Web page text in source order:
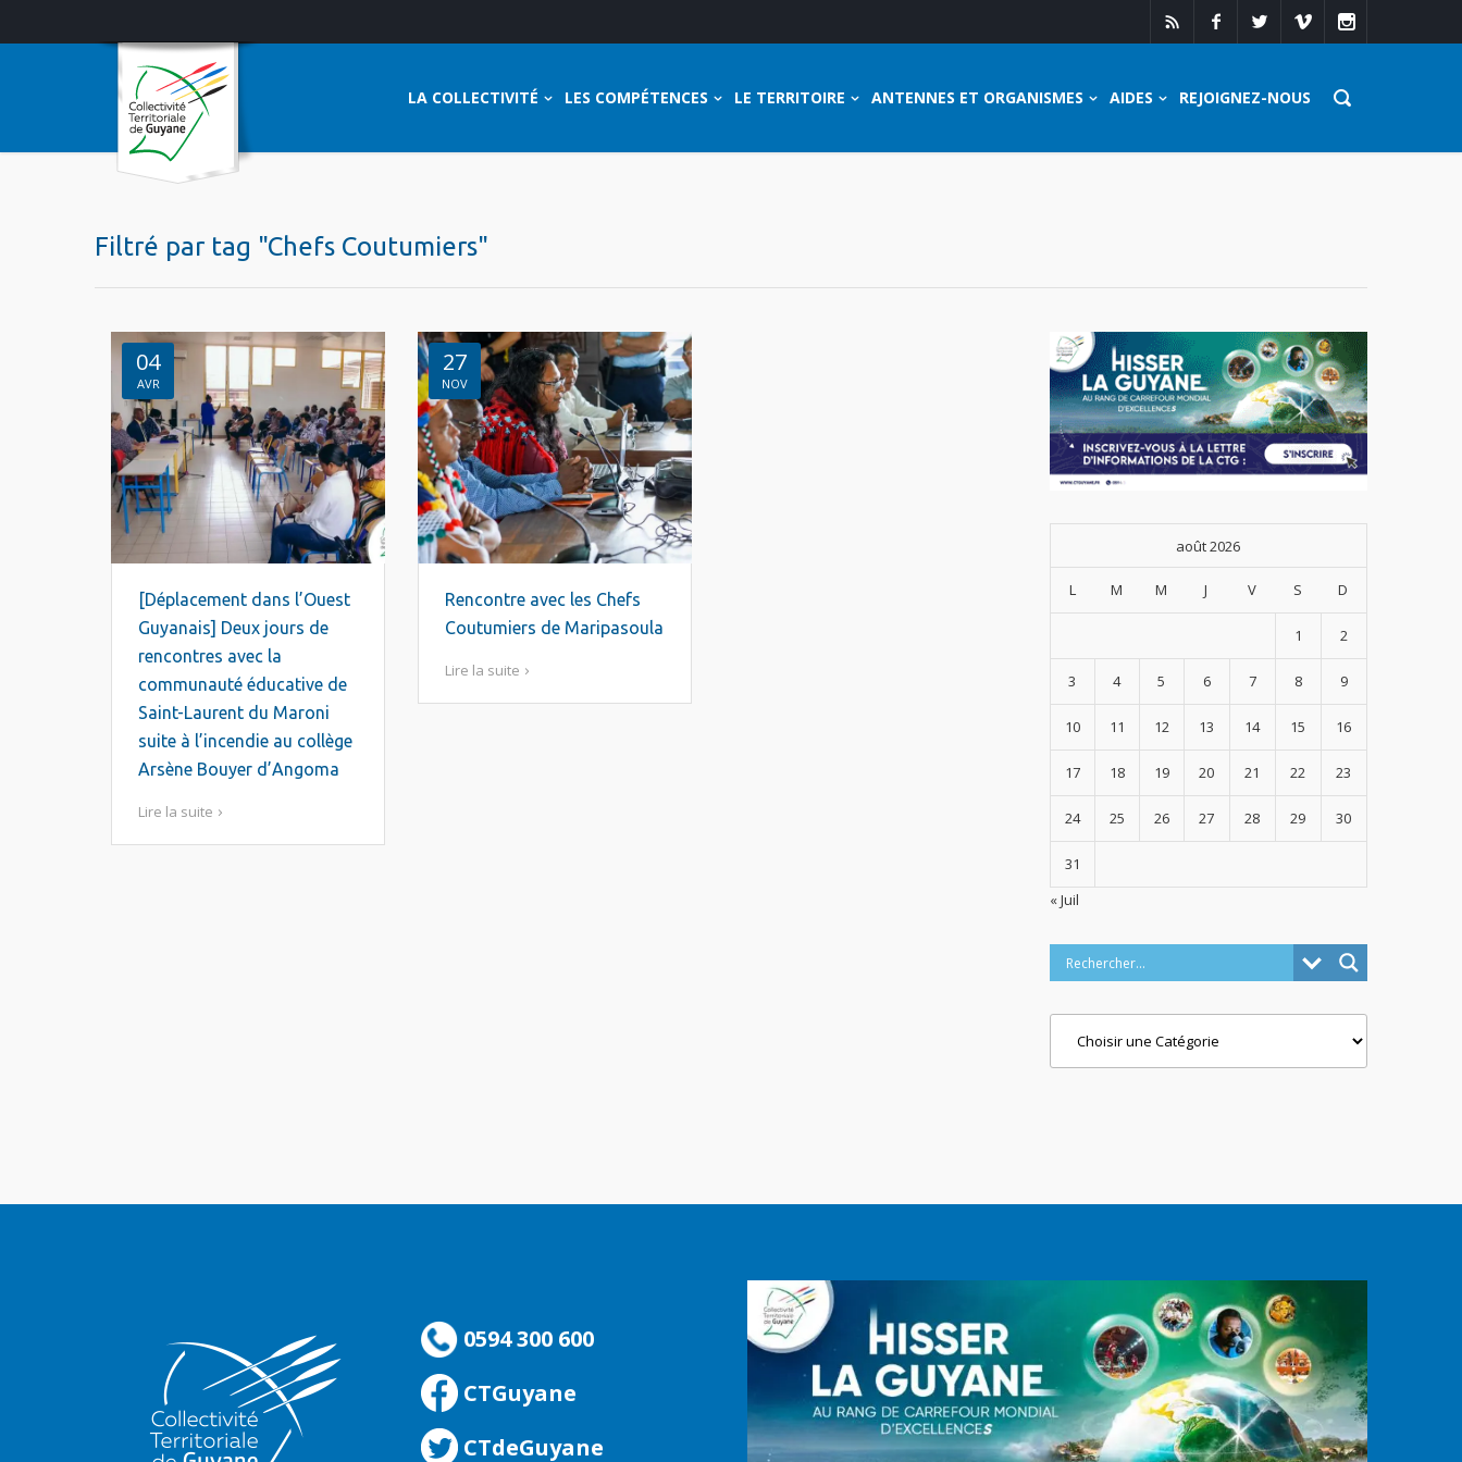
LA COLLECTIVITÉ LES COMPÉTENCES LE TERRITOIRE ANTENNES ET ORGANISMES AIDES REJOIGNEZ-NOUS
Filtré par tag "Chefs Coutumiers"
04
AVR
[Déplacement dans l’Ouest
Guyanais] Deux jours de
rencontres avec la
communauté éducative de
Saint-Laurent du Maroni
suite à l’incendie au collège
Arsène Bouyer d’Angoma
Lire la suite
27
NOV
Rencontre avec les Chefs
Coutumiers de Maripasoula
Lire la suite
août 2026
L M M J V S D
1 2
3 4 5 6 7 8 9
10 11 12 13 14 15 16
17 18 19 20 21 22 23
24 25 26 27 28 29 30
31
« Juil
0594 300 600
CTGuyane
CTdeGuyane